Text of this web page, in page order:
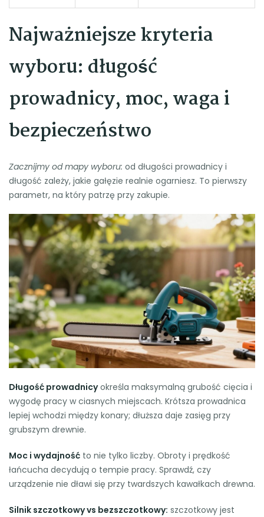
Najważniejsze kryteria
wyboru: długość
prowadnicy, moc, waga i
bezpieczeństwo
Zacznijmy od mapy wyboru: od długości prowadnicy i
długość zależy, jakie gałęzie realnie ogarniesz. To pierwszy
parametr, na który patrzę przy zakupie.
Długość prowadnicyokreśla maksymalną grubość cięcia i
wygodę pracy w ciasnych miejscach. Krótsza prowadnica
lepiej wchodzi między konary; dłuższa daje zasięg przy
grubszym drewnie.
Moc i wydajność to nie tylko liczby. Obroty i prędkość
łańcucha decydują o tempie pracy. Sprawdź, czy
urządzenie nie dławi się przy twardszych kawałkach drewna.
Silnik szczotkowy vs bezszczotkowy: szczotkowy jest